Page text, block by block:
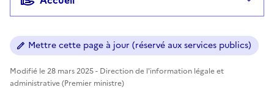
Mettre cette page à jour (réservé aux services publics)
Modifié le 28 mars 2025 - Direction de l'information légale et
administrative (Premier ministre)